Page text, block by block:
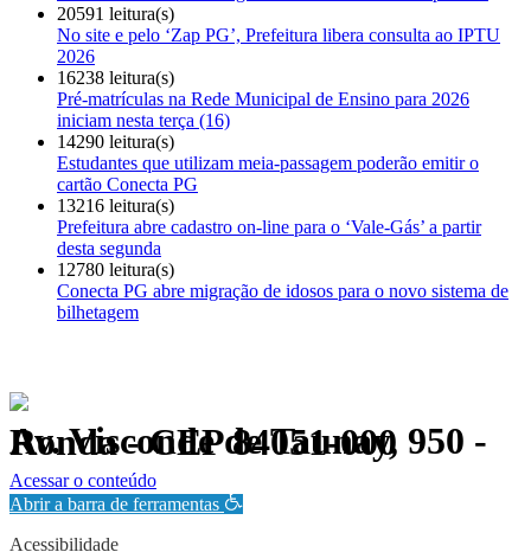
20591 leitura(s)
No site e pelo ‘Zap PG’, Prefeitura libera consulta ao IPTU
2026
16238 leitura(s)
Pré-matrículas na Rede Municipal de Ensino para 2026
iniciam nesta terça (16)
14290 leitura(s)
Estudantes que utilizam meia-passagem poderão emitir o
cartão Conecta PG
13216 leitura(s)
Prefeitura abre cadastro on-line para o ‘Vale-Gás’ a partir
desta segunda
12780 leitura(s)
Conecta PG abre migração de idosos para o novo sistema de
bilhetagem
Av. Visconde de Taunay, 950 - Ronda - CEP 84051-000
Política de Privacidade.
Acessar o conteúdo
Abrir a barra de ferramentas
Acessibilidade